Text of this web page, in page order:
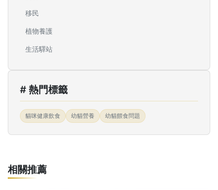
移民
植物養護
生活驛站
# 熱門標籤
貓咪健康飲食 幼貓營養 幼貓餵食問題
相關推薦